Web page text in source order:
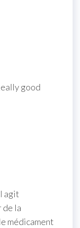
good
agit
de la
médicament